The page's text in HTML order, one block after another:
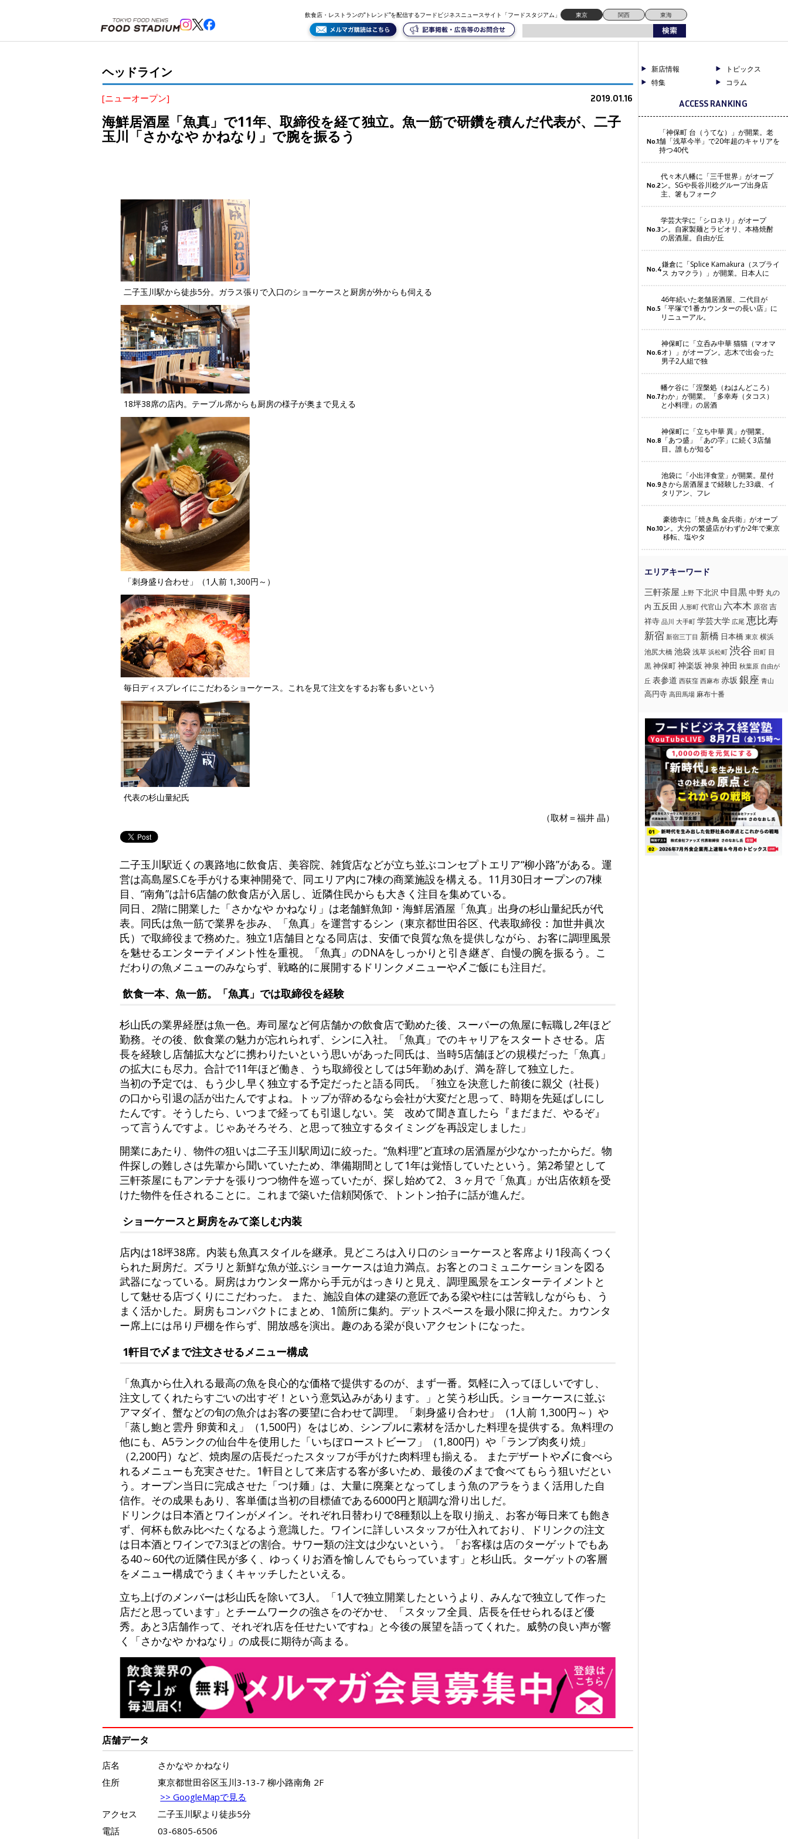
飲食店・レストランの“トレンド”を配信するフードビジネスニュースサイト「フードスタジアム」 東京 関西 東海
ヘッドライン
[ニューオープン] 2019.01.16
海鮮居酒屋「魚真」で11年、取締役を経て独立。魚一筋で研鑽を積んだ代表が、二子
玉川「さかなや かねなり」で腕を振るう
二子玉川駅から徒歩5分。ガラス張りで入口のショーケースと厨房が外からも伺える
18坪38席の店内。テーブル席からも厨房の様子が奥まで見える
「刺身盛り合わせ」（1人前 1,300円～）
毎日ディスプレイにこだわるショーケース。これを見て注文をするお客も多いという
代表の杉山量紀氏
（取材＝福井 晶）
二子玉川駅近くの裏路地に飲食店、美容院、雑貨店などが立ち並ぶコンセプトエリア“柳小路”がある。運
営は高島屋S.Cを手がける東神開発で、同エリア内に7棟の商業施設を構える。11月30日オープンの7棟
目、“南角”は計6店舗の飲食店が入居し、近隣住民からも大きく注目を集めている。
同日、2階に開業した「さかなや かねなり」は老舗鮮魚卸・海鮮居酒屋「魚真」出身の杉山量紀氏が代
表。同氏は魚一筋で業界を歩み、「魚真」を運営するシン（東京都世田谷区、代表取締役：加世井眞次
氏）で取締役まで務めた。独立1店舗目となる同店は、安価で良質な魚を提供しながら、お客に調理風景
を魅せるエンターテイメント性を重視。「魚真」のDNAをしっかりと引き継ぎ、自慢の腕を振るう。こ
だわりの魚メニューのみならず、戦略的に展開するドリンクメニューや〆ご飯にも注目だ。
飲食一本、魚一筋。「魚真」では取締役を経験
杉山氏の業界経歴は魚一色。寿司屋など何店舗かの飲食店で勤めた後、スーパーの魚屋に転職し2年ほど
勤務。その後、飲食業の魅力が忘れられず、シンに入社。「魚真」でのキャリアをスタートさせる。店
長を経験し店舗拡大などに携わりたいという思いがあった同氏は、当時5店舗ほどの規模だった「魚真」
の拡大にも尽力。合計で11年ほど働き、うち取締役としては5年勤めあげ、満を辞して独立した。
当初の予定では、もう少し早く独立する予定だったと語る同氏。「独立を決意した前後に親父（社長）
の口から引退の話が出たんですよね。トップが辞めるなら会社が大変だと思って、時期を先延ばしにし
たんです。そうしたら、いつまで経っても引退しない。笑 改めて聞き直したら『まだまだ、やるぞ』
って言うんですよ。じゃあそろそろ、と思って独立するタイミングを再設定しました」
開業にあたり、物件の狙いは二子玉川駅周辺に絞った。“魚料理”ど直球の居酒屋が少なかったからだ。物
件探しの難しさは先輩から聞いていたため、準備期間として1年は覚悟していたという。第2希望として
三軒茶屋にもアンテナを張りつつ物件を巡っていたが、探し始めて2、３ヶ月で「魚真」が出店依頼を受
けた物件を任されることに。これまで築いた信頼関係で、トントン拍子に話が進んだ。
ショーケースと厨房をみて楽しむ内装
店内は18坪38席。内装も魚真スタイルを継承。見どころは入り口のショーケースと客席より1段高くつく
られた厨房だ。ズラリと新鮮な魚が並ぶショーケースは迫力満点。お客とのコミュニケーションを図る
武器になっている。厨房はカウンター席から手元がはっきりと見え、調理風景をエンターテイメントと
して魅せる店づくりにこだわった。 また、施設自体の建築の意匠である梁や柱には苦戦しながらも、う
まく活かした。厨房もコンパクトにまとめ、1箇所に集約。デットスペースを最小限に抑えた。カウンタ
ー席上には吊り戸棚を作らず、開放感を演出。趣のある梁が良いアクセントになった。
1軒目で〆まで注文させるメニュー構成
「魚真から仕入れる最高の魚を良心的な価格で提供するのが、まず一番。気軽に入ってほしいですし、
注文してくれたらすごいの出すぞ！という意気込みがあります。」と笑う杉山氏。ショーケースに並ぶ
アマダイ、蟹などの旬の魚介はお客の要望に合わせて調理。「刺身盛り合わせ」（1人前 1,300円～）や
「蒸し鮑と雲丹 卵黄和え」（1,500円）をはじめ、シンプルに素材を活かした料理を提供する。魚料理の
他にも、A5ランクの仙台牛を使用した「いちぼローストビーフ」（1,800円）や「ランプ肉炙り焼」
（2,200円）など、焼肉屋の店長だったスタッフが手がけた肉料理も揃える。 またデザートや〆に食べら
れるメニューも充実させた。1軒目として来店する客が多いため、最後の〆まで食べてもらう狙いだとい
う。オープン当日に完成させた「つけ麺」は、大量に廃棄となってしまう魚のアラをうまく活用した自
信作。その成果もあり、客単価は当初の目標値である6000円と順調な滑り出しだ。
ドリンクは日本酒とワインがメイン。それぞれ日替わりで8種類以上を取り揃え、お客が毎日来ても飽き
ず、何杯も飲み比べたくなるよう意識した。ワインに詳しいスタッフが仕入れており、ドリンクの注文
は日本酒とワインで7:3ほどの割合。サワー類の注文は少ないという。「お客様は店のターゲットでもあ
る40～60代の近隣住民が多く、ゆっくりお酒を愉しんでもらっています」と杉山氏。ターゲットの客層
をメニュー構成でうまくキャッチしたといえる。
立ち上げのメンバーは杉山氏を除いて3人。「1人で独立開業したというより、みんなで独立して作った
店だと思っています」とチームワークの強さをのぞかせ、「スタッフ全員、店長を任せられるほど優
秀。あと3店舗作って、それぞれ店を任せたいですね」と今後の展望を語ってくれた。威勢の良い声が響
く「さかなや かねなり」の成長に期待が高まる。
店舗データ
店名
さかなや かねなり
住所
東京都世田谷区玉川3-13-7 柳小路南角 2F
>> GoogleMapで見る
アクセス
二子玉川駅より徒歩5分
電話
03-6805-6506
新店情報
トピックス
特集
コラム
ACCESS RANKING
No.1
「神保町 台（うてな）」が開業。老
舗「浅草今半」で20年超のキャリアを
持つ40代
No.2
代々木八幡に「三千世界」がオープ
ン。SGや長谷川稔グループ出身店
主、箸もフォーク
No.3
学芸大学に「シロネリ」がオープ
ン。自家製麺とラビオリ、本格焼酎
の居酒屋。自由が丘
No.4鎌倉に「Splice Kamakura（スプライ
ス カマクラ）」が開業。日本人に
No.5
46年続いた老舗居酒屋、二代目が
「平塚で1番カウンターの長い店」に
リニューアル。
No.6
神保町に「立呑み中華 猫猫（マオマ
オ）」がオープン。志木で出会った
男子2人組で独
No.7
幡ケ谷に「涅槃処（ねはんどころ）
わか」が開業。「多幸寿（タコス）
と小料理」の居酒
No.8
神保町に「立ち中華 異」が開業。
「あつ盛」「あの字」に続く3店舗
目。誰もが知る“
No.9
池袋に「小出洋食堂」が開業。星付
きから居酒屋まで経験した33歳、イ
タリアン、フレ
No.10
豪徳寺に「焼き鳥 金兵衛」がオープ
ン。大分の繁盛店がわずか2年で東京
移転、塩やタ
三軒茶屋 上野 下北沢 中目黒中野 丸の
内 五反田 人形町 代官山 六本木 原宿 吉
祥寺 品川 大手町 学芸大学 広尾 恵比寿
新宿 新宿三丁目 新橋 日本橋 東京 横浜
池尻大橋 池袋浅草 浜松町 渋谷 田町 目
黒神保町神楽坂 神泉 神田 秋葉原 自由が
丘 表参道 西荻窪 西麻布 赤坂 銀座 青山
高円寺 高田馬場 麻布十番